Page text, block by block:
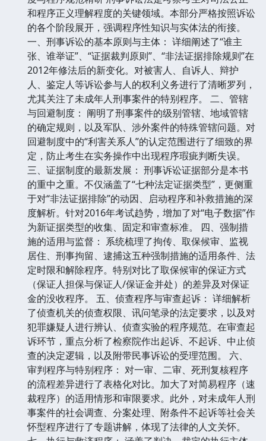
和程序正义理解程度的关键领域。本部分严格按照诉讼
的各个阶段展开，强调程序性知识与实体法的衔接。
一、刑事诉讼的基本原则与主体： 详细阐述了“谁主
张、谁举证”、“证据裁判原则”、“非法证据排除规则”在
2012年修法后的新变化。对被害人、自诉人、辩护
人、鉴定人等诉讼参与人的权利义务进行了清晰罗列，
尤其关注了未成年人刑事案件的特别程序。 二、管辖
与回避制度： 阐明了刑事案件的级别管辖、地域管辖
的确定规则，以及军队、涉外案件的特殊管辖问题。对
回避制度中的“利害关系人”的认定范围进行了细致的界
定，防止考生在实务操作中出现程序瑕疵判断失误。
三、证据制度的最新发展： 刑事诉讼证据部分是本书
的重中之重。不仅涵盖了“七种法定证据类型”，更侧重
于对“非法证据排除”的动因、启动程序和补救措施的深
度解析。针对2016年考试趋势，增加了对“电子数据”作
为新证据类型的收集、固定和审查标准。 四、强制措
施的适用与监督： 系统梳理了拘传、取保候审、监视
居住、刑事拘留、逮捕这五种强制措施的适用条件、法
定时限和解除程序。特别对比了取保候审的保证方式
（保证人担保与保证人/保证金并处）的差异及对保证
金的没收程序。 五、侦查程序与审查起诉： 详细解析
了侦查机关的侦查权限、讯问笔录的法定要求，以及对
犯罪嫌疑人进行辨认、侦查实验的程序规范。在审查起
诉环节，重点分析了检察院作出起诉、不起诉、中止侦
查的决定逻辑，以及附带民事诉讼的受理范围。 六、
审判程序与特别程序： 对一审、二审、死刑复核程序
的流程差异进行了表格化对比。加大了对简易程序（速
裁程序）的适用情形和审限要求。此外，对未成年人刑
事案件的社会调查、分案处理、附条件不起诉等社会关
怀型程序进行了专题讲解，体现了法律的人文关怀。